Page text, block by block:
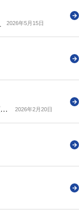
2026年5月15日
産業医の辞任・解任があった場合の報告の規定を新設するための安衛則の一部改正について意見募集（パブコメ） 2026年2月20日